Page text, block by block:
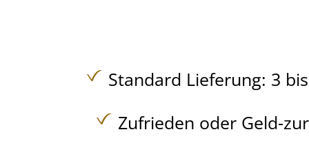
Standard Lieferung: 3
Zufrieden oder Geld-